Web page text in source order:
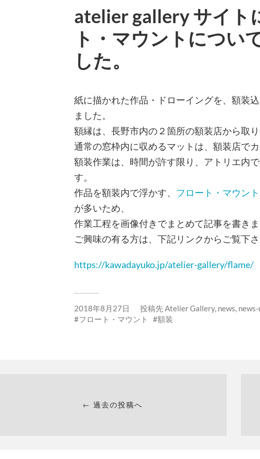
atelier gallery サイト
ト・マウントについ
した。
紙に描かれた作品・ドローイングを、額装
ました。
額縁は、長野市内の２箇所の額装店から取り
通常の窓枠内に収めるマットは、額装店でカ
額装作業は、時間が許す限り、アトリエ内
す。
作品を額装内で浮かす、 フロート・マウント
が多いため、
作業工程を画像付きでまとめて記事を書きま
ご興味の有る方は、下記リンクからご覧下さ
https://kawadayuko.jp/atelier-gallery/flame/
2018年8月27日 投稿先Atelier Gallery, news,
フロート・マウント
額装
← 過去の投稿へ